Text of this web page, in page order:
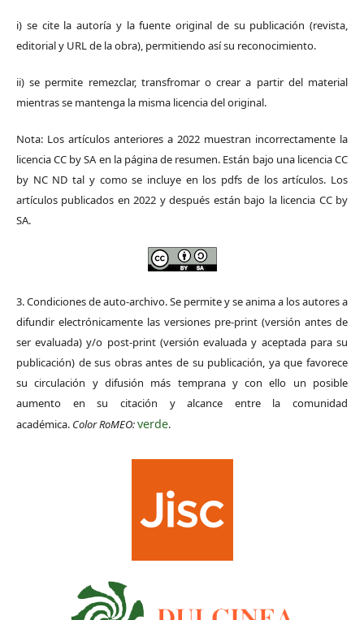
i) se cite la autoría y la fuente original de su publicación (revista,
editorial y URL de la obra), permitiendo así su reconocimiento.
ii) se permite remezclar, transfromar o crear a partir del material
mientras se mantenga la misma licencia del original.
Nota: Los artículos anteriores a 2022 muestran incorrectamente la
licencia CC by SA en la página de resumen. Están bajo una licencia CC
by NC ND tal y como se incluye en los pdfs de los artículos. Los
artículos publicados en 2022 y después están bajo la licencia CC by
SA.
3. Condiciones de auto-archivo. Se permite y se anima a los autores a
difundir electrónicamente las versiones pre-print (versión antes de
ser evaluada) y/o post-print (versión evaluada y aceptada para su
publicación) de sus obras antes de su publicación, ya que favorece
su circulación y difusión más temprana y con ello un posible
aumento en su citación y alcance entre la comunidad
académica. Color RoMEO:verde.